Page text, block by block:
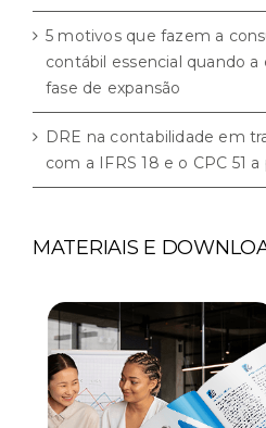
5 motivos que fazem a
contábil essencial quando
fase de expansão
DRE na contabilidade em
com a IFRS 18 e o CPC 51
MATERIAIS E